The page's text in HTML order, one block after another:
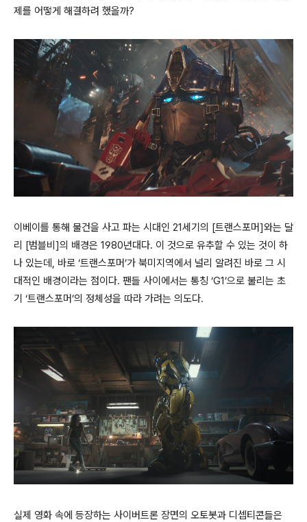
제를 어떻게 해결하려 했을까?
이베이를 통해 물건을 사고 파는 시대인 21세기의 [트랜스포머]와는 달
리 [범블비]의 배경은 1980년대다. 이 것으로 유추할 수 있는 것이 하
나 있는데, 바로 ‘트랜스포머’가 북미지역에서 널리 알려진 바로 그 시
대적인 배경이라는 점이다. 팬들 사이에서는 통칭 ‘G1’으로 불리는 초
기 ‘트랜스포머’의 정체성을 따라 가려는 의도다.
실제 영화 속에 등장하는 사이버트론 장면의 오토봇과 디셉티콘들은